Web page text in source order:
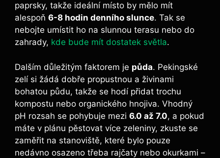
paprsky, takže ideální místo by mělo mít
alespoň 6-8 hodin denního slunce. Tak se
nebojte umístit ho na slunnou terasu nebo do
zahrady, kde bude mít dostatek světla.
Dalším důležitým faktorem je půda. Pekingské
zelí si žádá dobře propustnou a živinami
bohatou půdu, takže se hodí přidat trochu
kompostu nebo organického hnojiva. Vhodný
pH rozsah se pohybuje mezi 6.0 až 7.0, a pokud
máte v plánu pěstovat více zeleniny, zkuste se
zaměřit na stanoviště, které bylo pouze
nedávno osazeno třeba rajčaty nebo okurkami –